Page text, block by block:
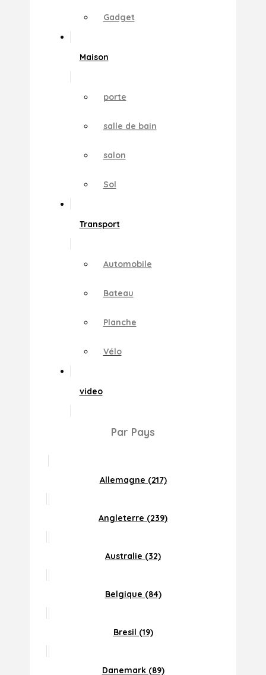
Gadget
Maison
porte
salle de bain
salon
Sol
Transport
Automobile
Bateau
Planche
Vélo
video
Par Pays
Allemagne (217)
Angleterre (239)
Australie (32)
Belgique (84)
Bresil (19)
Danemark (89)